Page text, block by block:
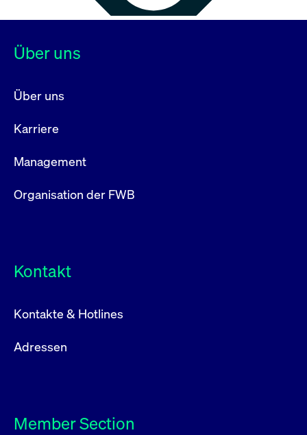
Über uns
Über uns
Karriere
Management
Organisation der FWB
Kontakt
Kontakte & Hotlines
Adressen
Member Section